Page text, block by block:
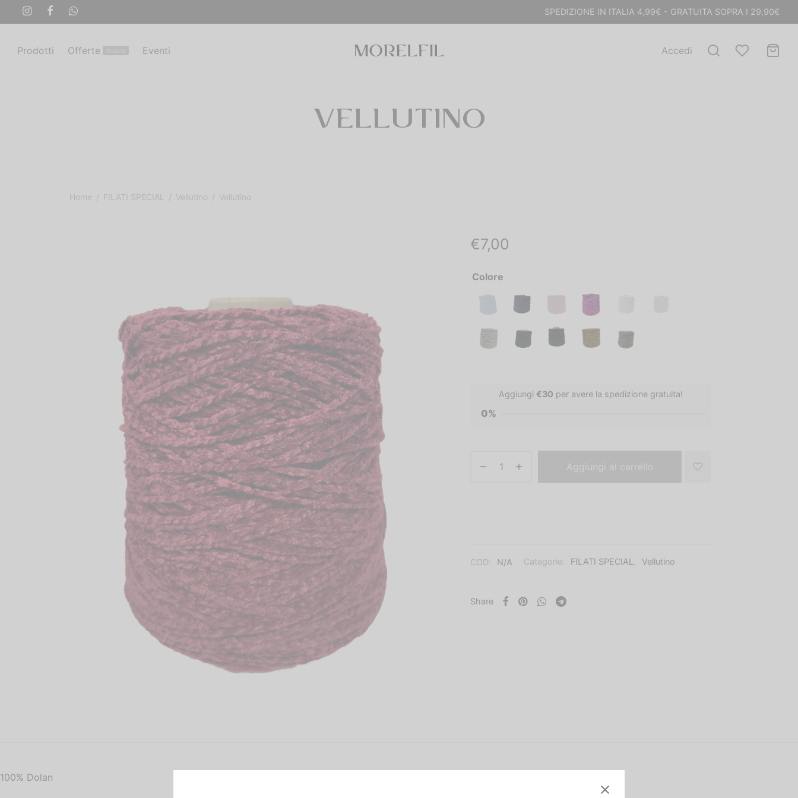
SPEDIZIONE IN ITALIA 4,99€ - GRATUITA SOPRA I 29,90€
Prodotti Offerte Eventi Accedi
VELLUTINO
Home / FILATI SPECIAL / Vellutino / Vellutino
€7,00
Colore
Aggiungi €30 per avere la spedizione gratuita!
0%
Aggiungi al carrello
COD: N/A Categorie: FILATI SPECIAL, Vellutino
Share
100% Dolan